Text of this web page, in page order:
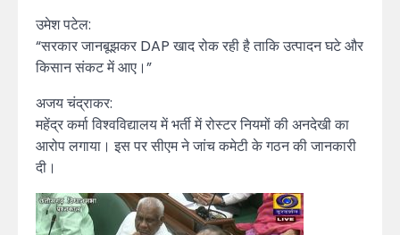
उमेश पटेल:
“सरकार जानबूझकर DAP खाद रोक रही है ताकि उत्पादन घटे और
किसान संकट में आए।”
अजय चंद्राकर:
महेंद्र कर्मा विश्वविद्यालय में भर्ती में रोस्टर नियमों की अनदेखी का
आरोप लगाया। इस पर सीएम ने जांच कमेटी के गठन की जानकारी
दी।